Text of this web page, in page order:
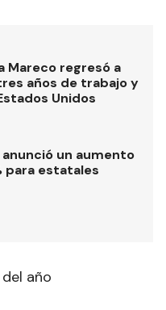
Mareco regresó a
años de trabajo y
Unidos
un aumento
para estatales
año